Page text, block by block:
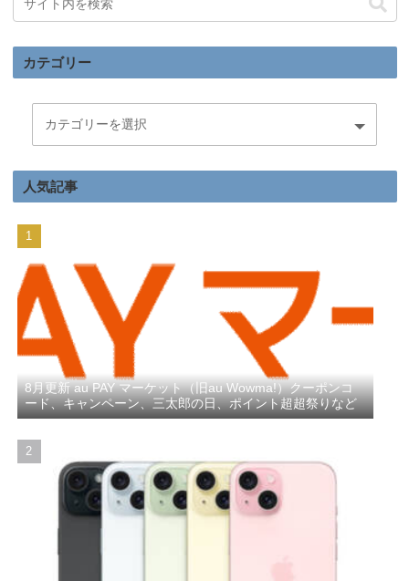
カテゴリー
人気記事
8月更新 au PAY マーケット（旧au Wowma!）クーポンコ
ード、キャンペーン、三太郎の日、ポイント超超祭りなど